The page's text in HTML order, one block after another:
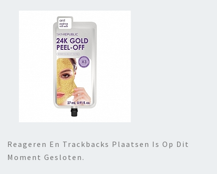
Reageren En Trackbacks Plaatsen Is Op Dit
Moment Gesloten.